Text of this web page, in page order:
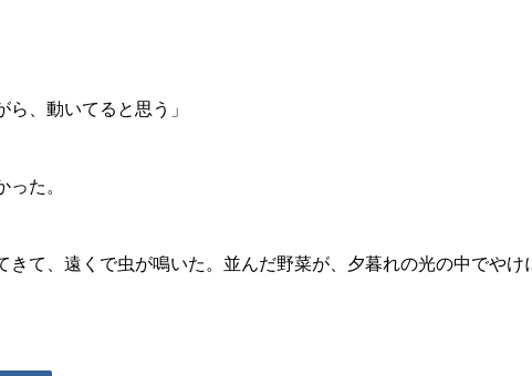
ら、動いてると思う」
った。
きて、遠くで虫が鳴いた。並んだ野菜が、夕暮れの光の中でやけ